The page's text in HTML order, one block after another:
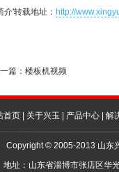
介'转载地址： http://
篇： 楼板机视频
首页 关于兴玉 产品中心 解
Copyright © 2005-2013 山东
地址：山东省淄博市张店区华